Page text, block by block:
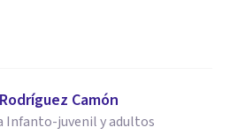
Camón
Infanto-juvenil y adultos